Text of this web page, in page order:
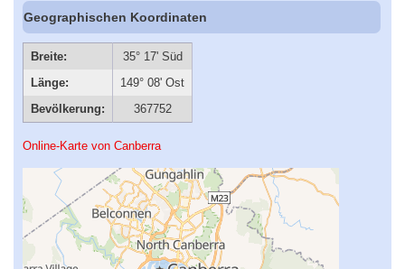
Geographischen Koordinaten
Breite:
35° 17' Süd
Länge:
149° 08' Ost
Bevölkerung:
367752
Online-Karte von Canberra